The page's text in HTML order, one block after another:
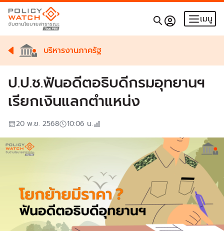
เมนู
บริหารงานภาครัฐ
ป.ป.ช.ฟันอดีตอธิบดีกรมอุทยานฯ
เรียกเงินแลกตำแหน่ง
20 พ.ย. 2568 10:06 น.